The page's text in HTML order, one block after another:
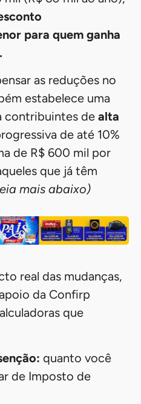
para quem ganha
as reduções no
estabelece uma
contribuintes de alta
de até 10%
de R$ 600 mil por
que já têm
mais abaixo)
real das mudanças,
da Confirp
que
quanto você
de Imposto de